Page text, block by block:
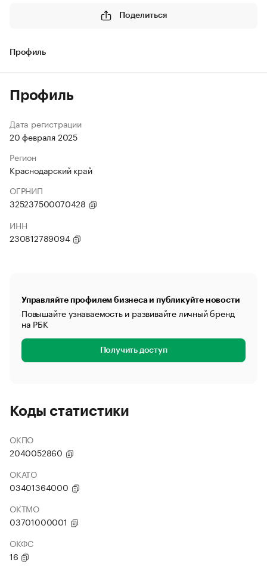
Поделиться
Профиль
Профиль
Дата регистрации
20 февраля 2025
Регион
Краснодарский край
ОГРНИП
325237500070428
ИНН
230812789094
Управляйте профилем бизнеса и публикуйте новости
Повышайте узнаваемость и развивайте личный бренд
на РБК
Получить доступ
Коды статистики
ОКПО
2040052860
ОКАТО
03401364000
ОКТМО
03701000001
ОКФС
16